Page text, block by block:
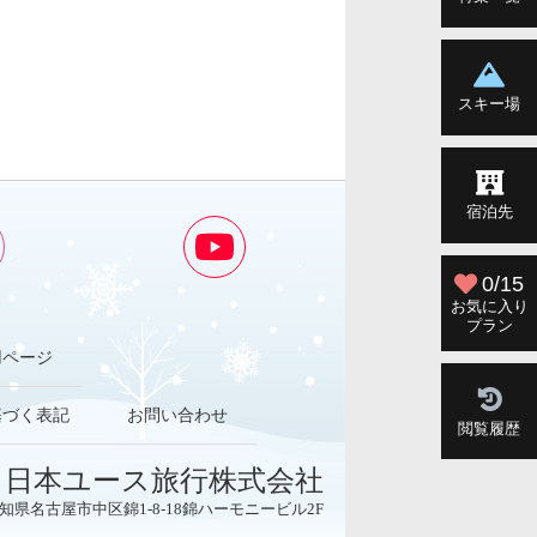
ージ
く表記 お問い合わせ
日本ユース旅行株式会社
県名古屋市中区錦1-8-18錦ハーモニービル2F
スキー場
宿泊先
0/15
お気に入り
プラン
閲覧履歴